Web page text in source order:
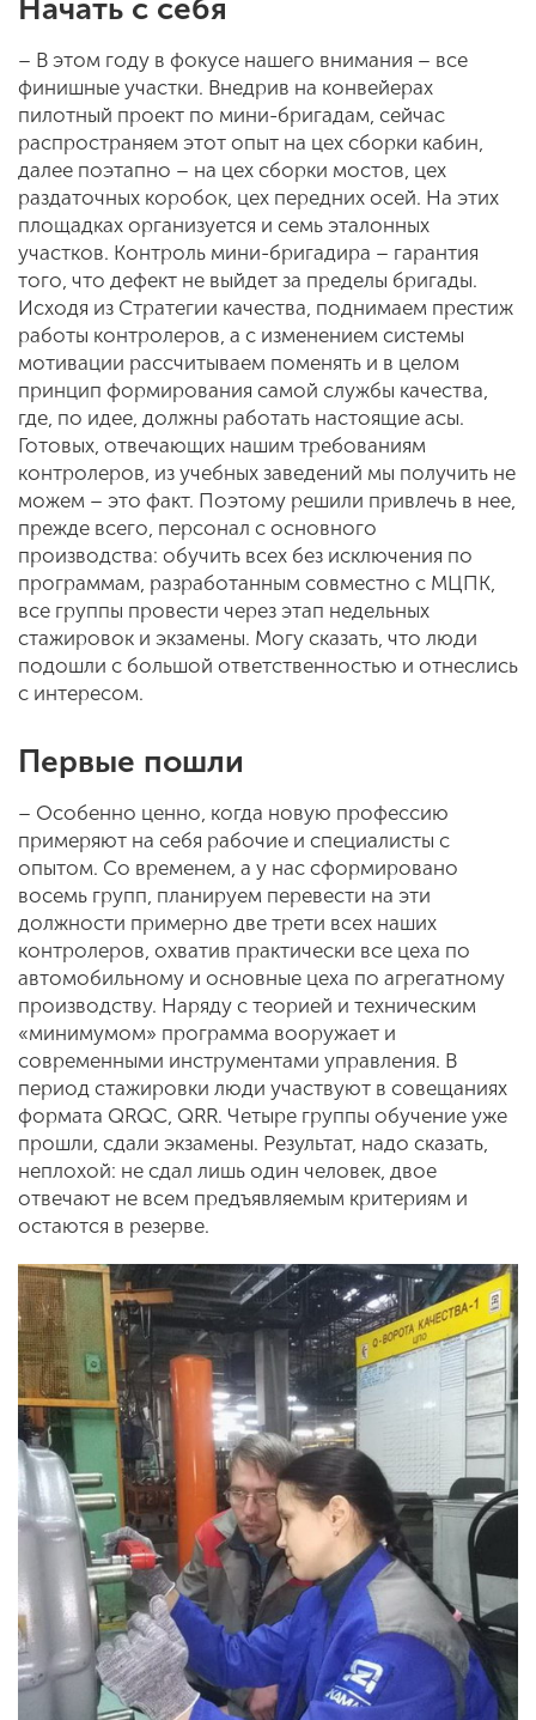
Начать с себя
– В этом году в фокусе нашего внимания – все
финишные участки. Внедрив на конвейерах
пилотный проект по мини-бригадам, сейчас
распространяем этот опыт на цех сборки кабин,
далее поэтапно – на цех сборки мостов, цех
раздаточных коробок, цех передних осей. На этих
площадках организуется и семь эталонных
участков. Контроль мини-бригадира – гарантия
того, что дефект не выйдет за пределы бригады.
Исходя из Стратегии качества, поднимаем престиж
работы контролеров, а с изменением системы
мотивации рассчитываем поменять и в целом
принцип формирования самой службы качества,
где, по идее, должны работать настоящие асы.
Готовых, отвечающих нашим требованиям
контролеров, из учебных заведений мы получить не
можем – это факт. Поэтому решили привлечь в нее,
прежде всего, персонал с основного
производства: обучить всех без исключения по
программам, разработанным совместно с МЦПК,
все группы провести через этап недельных
стажировок и экзамены. Могу сказать, что люди
подошли с большой ответственностью и отнеслись
с интересом.
Первые пошли
– Особенно ценно, когда новую профессию
примеряют на себя рабочие и специалисты с
опытом. Со временем, а у нас сформировано
восемь групп, планируем перевести на эти
должности примерно две трети всех наших
контролеров, охватив практически все цеха по
автомобильному и основные цеха по агрегатному
производству. Наряду с теорией и техническим
«минимумом» программа вооружает и
современными инструментами управления. В
период стажировки люди участвуют в совещаниях
формата QRQC, QRR. Четыре группы обучение уже
прошли, сдали экзамены. Результат, надо сказать,
неплохой: не сдал лишь один человек, двое
отвечают не всем предъявляемым критериям и
остаются в резерве.